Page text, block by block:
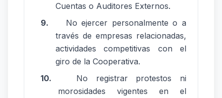
Cuentas o Auditores Externos.
9. No ejercer personalmente o a
través de empresas relacionadas,
actividades competitivas con el
giro de la Cooperativa.
10. No registrar protestos ni
morosidades vigentes en el